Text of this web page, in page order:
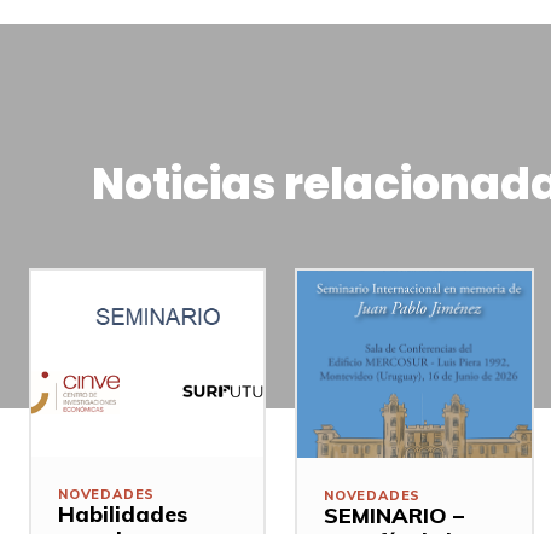
Noticias
NOVEDADES
Habilidades
NOVEDADES
SEMINARIO –